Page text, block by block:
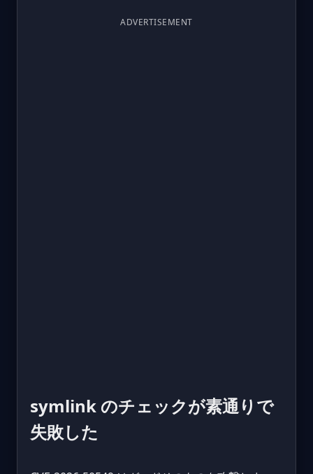
ADVERTISEMENT
symlink のチェックが素通りで
失敗した